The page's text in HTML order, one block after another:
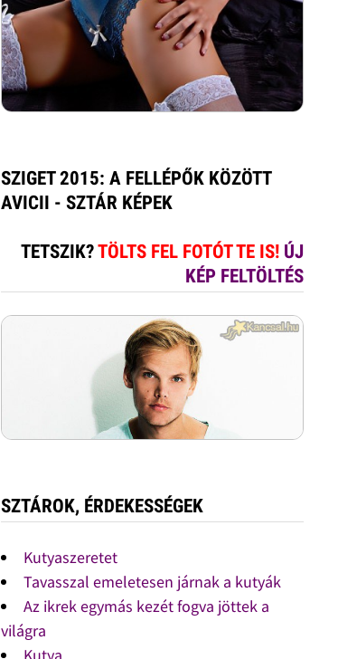
SZIGET 2015: A FELLÉPŐK KÖZÖTT
AVICII - SZTÁR KÉPEK
TETSZIK?TÖLTS FEL FOTÓT TE IS! ÚJ
KÉP FELTÖLTÉS
SZTÁROK, ÉRDEKESSÉGEK
Kutyaszeretet
Tavasszal emeletesen járnak a kutyák
Az ikrek egymás kezét fogva jöttek a
világra